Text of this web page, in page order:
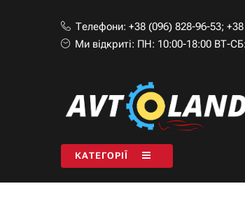
Телефони: +38 (096) 828-96-53;
Ми відкриті: ПН: 10:00-18:00 ВТ-
КАТЕГОРІЇ